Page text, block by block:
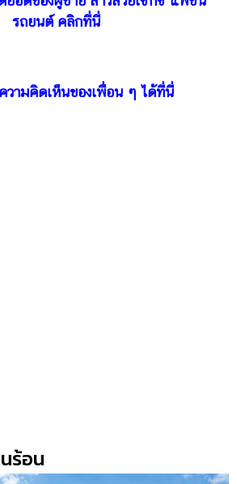
รถยนต์ คลิกที่นี่
วามคิดเห็นของเพื่อน ๆ ได้ที่นี่
ร้อน